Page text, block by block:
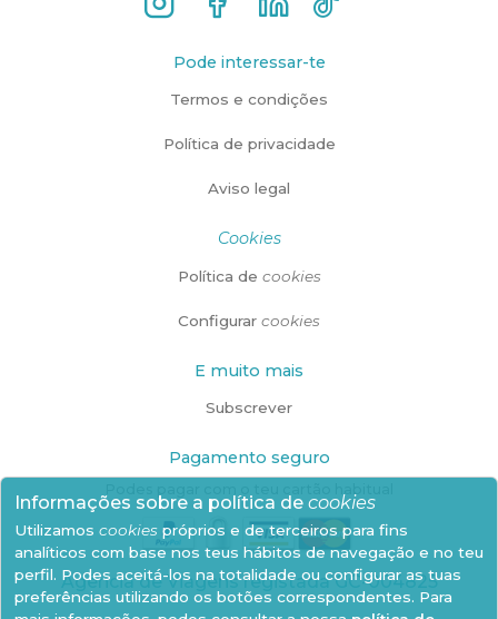
Informações sobre a política de cookies
Utilizamos cookies próprios e de terceiros para fins
analíticos com base nos teus hábitos de navegação e no teu
perfil. Podes aceitá-los na totalidade ou configurar as tuas
preferências utilizando os botões correspondentes. Para
Pode interessar-te
Termos e condições
Política de privacidade
Aviso legal
Cookies
Política de cookies
Configurar cookies
E muito mais
Subscrever
Pagamento seguro
Agência de Viagens registada GC-004825